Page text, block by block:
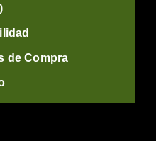
de Compra